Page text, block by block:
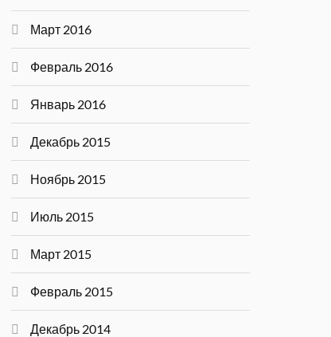
Март 2016
Февраль 2016
Январь 2016
Декабрь 2015
Ноябрь 2015
Июль 2015
Март 2015
Февраль 2015
Декабрь 2014